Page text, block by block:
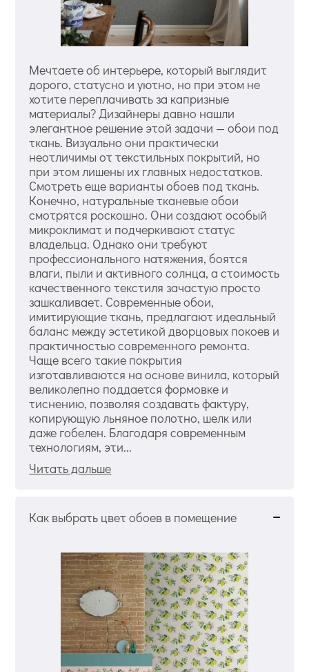
Мечтаете об интерьере, который выглядит
дорого, статусно и уютно, но при этом не
хотите переплачивать за капризные
материалы? Дизайнеры давно нашли
элегантное решение этой задачи — обои под
ткань. Визуально они практически
неотличимы от текстильных покрытий, но
при этом лишены их главных недостатков.
Смотреть еще варианты обоев под ткань.
Конечно, натуральные тканевые обои
смотрятся роскошно. Они создают особый
микроклимат и подчеркивают статус
владельца. Однако они требуют
профессионального натяжения, боятся
влаги, пыли и активного солнца, а стоимость
качественного текстиля зачастую просто
зашкаливает. Современные обои,
имитирующие ткань, предлагают идеальный
баланс между эстетикой дворцовых покоев и
практичностью современного ремонта.
Чаще всего такие покрытия
изготавливаются на основе винила, который
великолепно поддается формовке и
тиснению, позволяя создавать фактуру,
копирующую льняное полотно, шелк или
даже гобелен. Благодаря современным
технологиям, эти...
Читать дальше
Как выбрать цвет обоев в помещение